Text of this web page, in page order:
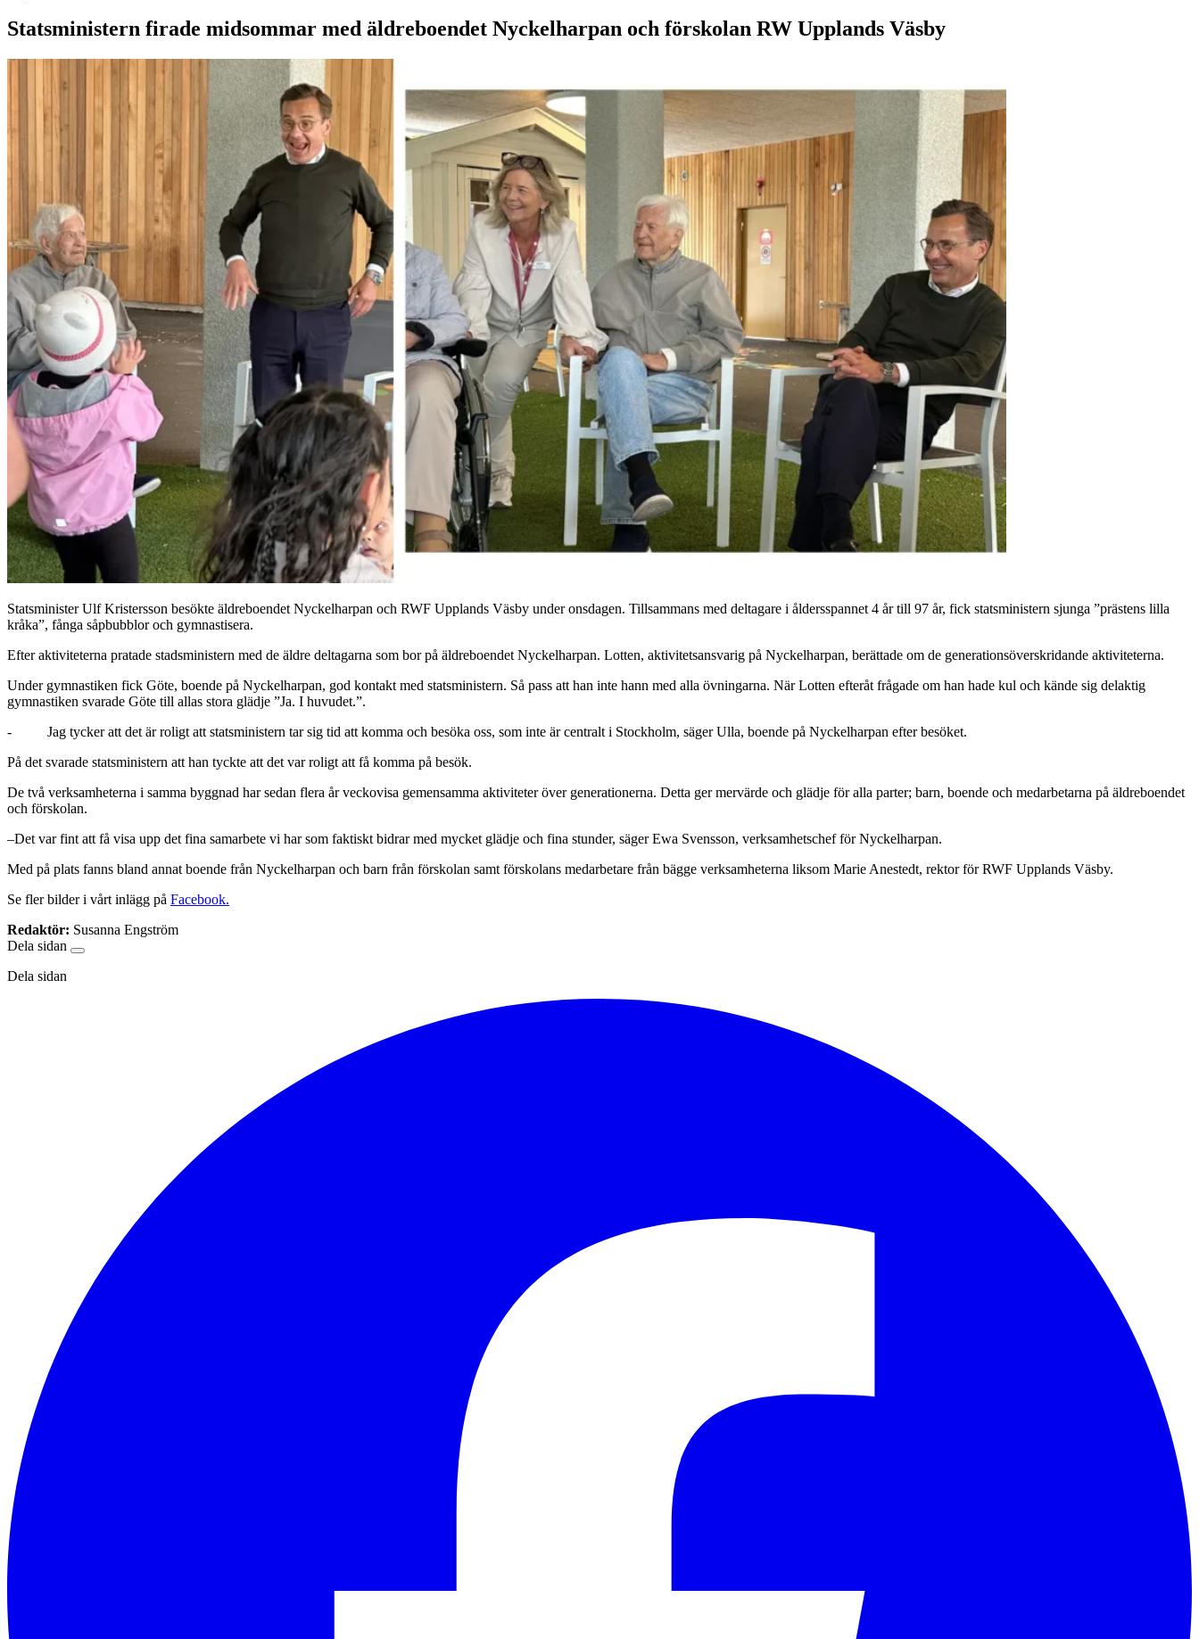
Statsministern firade midsommar med äldreboendet Nyckelharpan och förskolan RW Upplands Väsby
Statsminister Ulf Kristersson besökte äldreboendet Nyckelharpan och RWF Upplands Väsby under onsdagen. Tillsammans med deltagare i åldersspannet 4 år till 97 år, fick statsministern sjunga ”prästens lilla
kråka”, fånga såpbubblor och gymnastisera.
Efter aktiviteterna pratade stadsministern med de äldre deltagarna som bor på äldreboendet Nyckelharpan. Lotten, aktivitetsansvarig på Nyckelharpan, berättade om de generationsöverskridande aktiviteterna.
Under gymnastiken fick Göte, boende på Nyckelharpan, god kontakt med statsministern. Så pass att han inte hann med alla övningarna. När Lotten efteråt frågade om han hade kul och kände sig delaktig
gymnastiken svarade Göte till allas stora glädje ”Ja. I huvudet.”.
- Jag tycker att det är roligt att statsministern tar sig tid att komma och besöka oss, som inte är centralt i Stockholm, säger Ulla, boende på Nyckelharpan efter besöket.
På det svarade statsministern att han tyckte att det var roligt att få komma på besök.
De två verksamheterna i samma byggnad har sedan flera år veckovisa gemensamma aktiviteter över generationerna. Detta ger mervärde och glädje för alla parter; barn, boende och medarbetarna på äldreboendet
och förskolan.
–Det var fint att få visa upp det fina samarbete vi har som faktiskt bidrar med mycket glädje och fina stunder, säger Ewa Svensson, verksamhetschef för Nyckelharpan.
Med på plats fanns bland annat boende från Nyckelharpan och barn från förskolan samt förskolans medarbetare från bägge verksamheterna liksom Marie Anestedt, rektor för RWF Upplands Väsby.
Se fler bilder i vårt inlägg på Facebook.
Redaktör: Susanna Engström
Dela sidan
Dela sidan